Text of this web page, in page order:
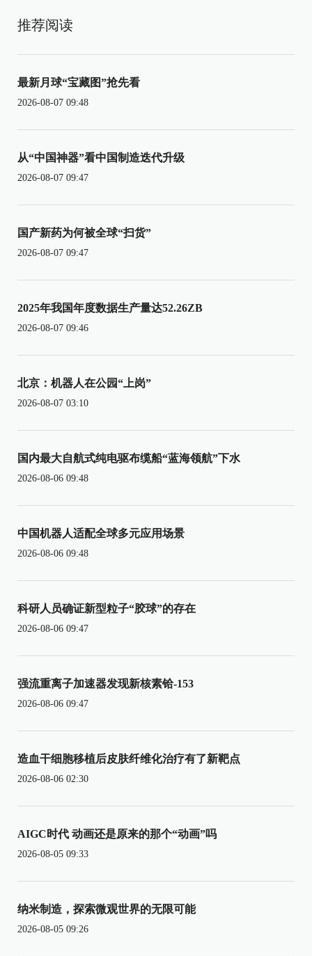
推荐阅读
最新月球“宝藏图”抢先看
2026-08-07 09:48
从“中国神器”看中国制造迭代升级
2026-08-07 09:47
国产新药为何被全球“扫货”
2026-08-07 09:47
2025年我国年度数据生产量达52.26ZB
2026-08-07 09:46
北京：机器人在公园“上岗”
2026-08-07 03:10
国内最大自航式纯电驱布缆船“蓝海领航”下水
2026-08-06 09:48
中国机器人适配全球多元应用场景
2026-08-06 09:48
科研人员确证新型粒子“胶球”的存在
2026-08-06 09:47
强流重离子加速器发现新核素铪-153
2026-08-06 09:47
造血干细胞移植后皮肤纤维化治疗有了新靶点
2026-08-06 02:30
AIGC时代 动画还是原来的那个“动画”吗
2026-08-05 09:33
纳米制造，探索微观世界的无限可能
2026-08-05 09:26